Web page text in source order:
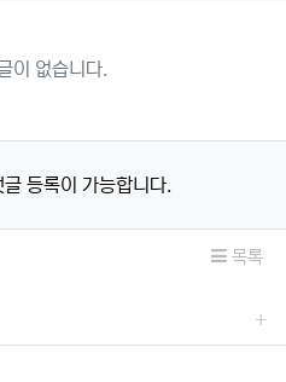
이 없습니다.
등록이 가능합니다.
목록